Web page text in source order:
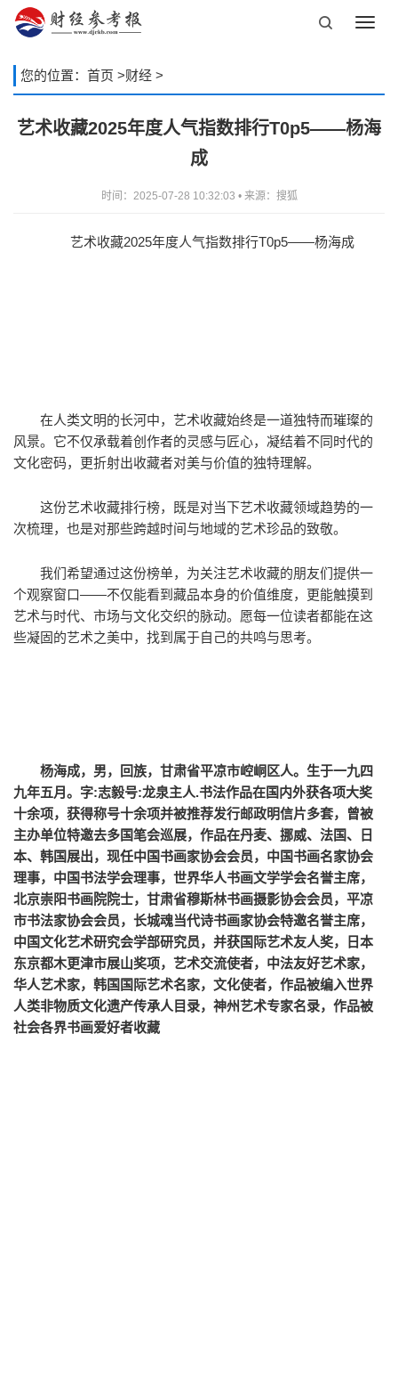
您的位置： 首页 >财经 >
艺术收藏2025年度人气指数排行T0p5——杨海
成
时间：2025-07-28 10:32:03 • 来源：搜狐
艺术收藏2025年度人气指数排行T0p5——杨海成
在人类文明的长河中，艺术收藏始终是一道独特而璀璨的
风景。它不仅承载着创作者的灵感与匠心，凝结着不同时代的
文化密码，更折射出收藏者对美与价值的独特理解。
这份艺术收藏排行榜，既是对当下艺术收藏领域趋势的一
次梳理，也是对那些跨越时间与地域的艺术珍品的致敬。
我们希望通过这份榜单，为关注艺术收藏的朋友们提供一
个观察窗口——不仅能看到藏品本身的价值维度，更能触摸到
艺术与时代、市场与文化交织的脉动。愿每一位读者都能在这
些凝固的艺术之美中，找到属于自己的共鸣与思考。
杨海成，男，回族，甘肃省平凉市崆峒区人。生于一九四
九年五月。字:志毅号:龙泉主人.书法作品在国内外获各项大奖
十余项，获得称号十余项并被推荐发行邮政明信片多套，曾被
主办单位特邀去多国笔会巡展，作品在丹麦、挪威、法国、日
本、韩国展出，现任中国书画家协会会员，中国书画名家协会
理事，中国书法学会理事，世界华人书画文学学会名誉主席，
北京崇阳书画院院士，甘肃省穆斯林书画摄影协会会员，平凉
市书法家协会会员，长城魂当代诗书画家协会特邀名誉主席，
中国文化艺术研究会学部研究员，并获国际艺术友人奖，日本
东京都木更津市展山奖项，艺术交流使者，中法友好艺术家，
华人艺术家，韩国国际艺术名家，文化使者，作品被编入世界
人类非物质文化遗产传承人目录，神州艺术专家名录，作品被
社会各界书画爱好者收藏